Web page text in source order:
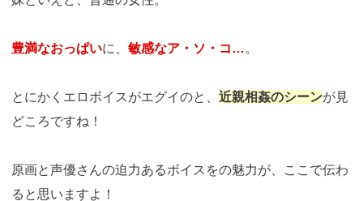
豊満なおっぱいに、 敏感なア・ソ・コ…。
とにかくエロボイスがエグイのと、 近親相姦のシーンが見
どころですね！
原画と声優さんの迫力あるボイスをの魅力が、ここで伝わ
ると思いますよ！